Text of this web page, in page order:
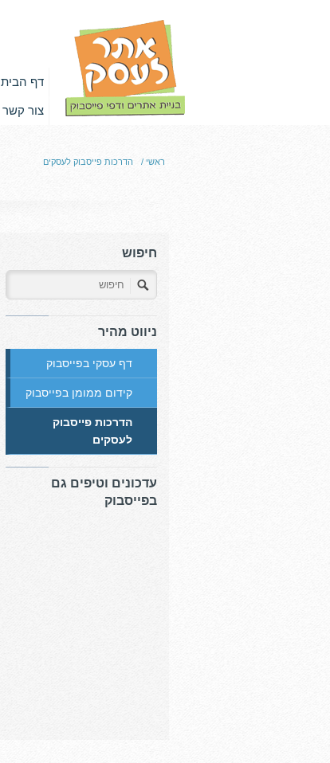
דף הבית
צור קשר
ראשי / הדרכות פייסבוק לעסקים
חיפוש
ניווט מהיר
דף עסקי בפייסבוק
קידום ממומן בפייסבוק
הדרכות פייסבוק
לעסקים
עדכונים וטיפים גם
בפייסבוק